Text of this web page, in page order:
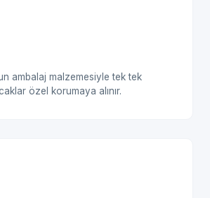
ambalaj malzemesiyle tek tek
özel korumaya alınır.